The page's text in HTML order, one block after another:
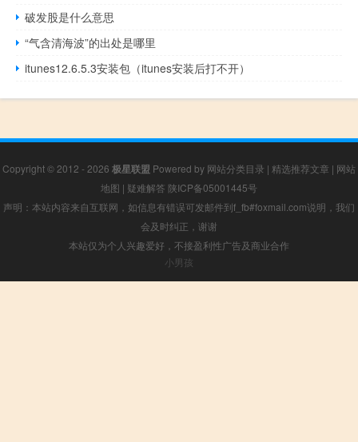
破发股是什么意思
“气含清海波”的出处是哪里
itunes12.6.5.3安装包（itunes安装后打不开）
Copyright © 2012 - 2026 极星联盟 Powered by 网站分类目录 | 精选推荐文章 | 网站
地图 | 疑难解答 陕ICP备05001445号
声明：本站内容来自互联网，如信息有错误可发邮件到f_fb#foxmail.com说明，我们
会及时纠正，谢谢
本站仅为个人兴趣爱好，不接盈利性广告及商业合作
小男孩